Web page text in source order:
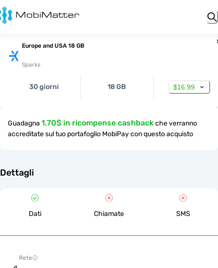
Europe and USA 18 GB
Sparks
30 giorni 18 GB $16.99
Guadagna 1.70$ in ricompense cashbackche verranno
accreditate sul tuo portafoglio MobiPay con questo acquisto
Dettagli
Dati Chiamate SMS
Rete